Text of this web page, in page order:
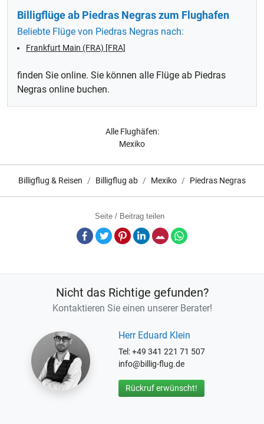
Billigflüge ab Piedras Negras zum Flughafen
Beliebte Flüge von Piedras Negras nach:
Frankfurt Main (FRA) [FRA]
finden Sie online. Sie können alle Flüge ab Piedras
Negras online buchen.
Alle Flughäfen:
Mexiko
Billigflug & Reisen Billigflug ab Mexiko Piedras Negras
Seite / Beitrag teilen
Facebook
TwitterPinterestLinkedInE-Mail
Nicht das Richtige gefunden?
Kontaktieren Sie einen unserer Berater!
Herr Eduard Klein
Tel: +49 341 221 71 507
info@billig-flug.de
Rückruf erwünscht!